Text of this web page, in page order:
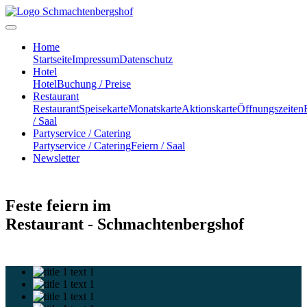
Home
StartseiteImpressumDatenschutz
Hotel
HotelBuchung / Preise
Restaurant
RestaurantSpeisekarteMonatskarteAktionskarteÖffnungszeiten
/ Saal
Partyservice / Catering
Partyservice / CateringFeiern / Saal
Newsletter
Feste feiern im
Restaurant - Schmachtenbergshof
text 1
text 1
text 1